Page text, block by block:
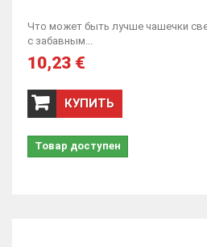
Что может быть лучше чашечки
с забавным...
10,23 €
КУПИТЬ
Товар доступен